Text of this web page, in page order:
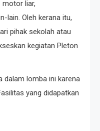
motor liar,
lain. Oleh kerana itu,
pihak sekolah atau
kegiatan Pleton
dalam lomba ini karena
yang didapatkan